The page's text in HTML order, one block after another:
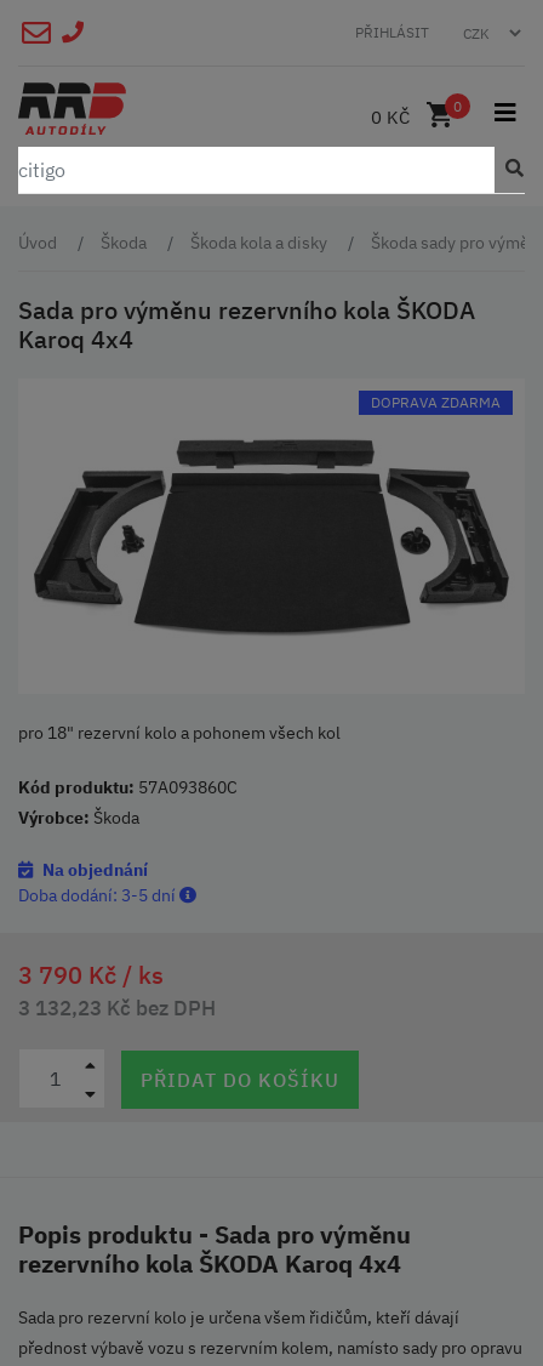
PŘIHLÁSIT
0 KČ 0
Úvod Škoda Škoda kola a disky Škoda sady pro
Sada pro výměnu rezervního kola ŠKODA
Karoq 4x4
DOPRAVA ZDARMA
pro 18" rezervní kolo a pohonem všech kol
Kód produktu: 57A093860C
Výrobce: Škoda
Na objednání
Doba dodání: 3-5 dní
3 790 Kč / ks
3 132,23 Kč bez DPH
PŘIDAT DO KOŠÍKU
Popis produktu - Sada pro výměnu
rezervního kola ŠKODA Karoq 4x4
Sada pro rezervní kolo je určena všem řidičům, kteří dávají
přednost výbavě vozu s rezervním kolem, namísto sady pro opravu